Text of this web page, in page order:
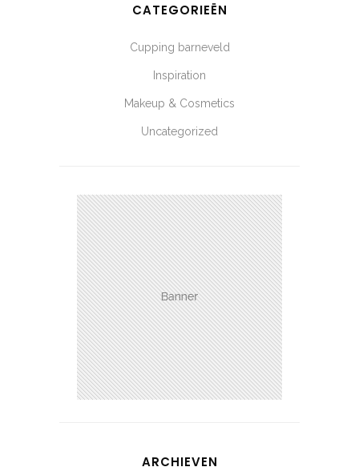
CATEGORIEËN
Cupping barneveld
Inspiration
Makeup & Cosmetics
Uncategorized
ARCHIEVEN